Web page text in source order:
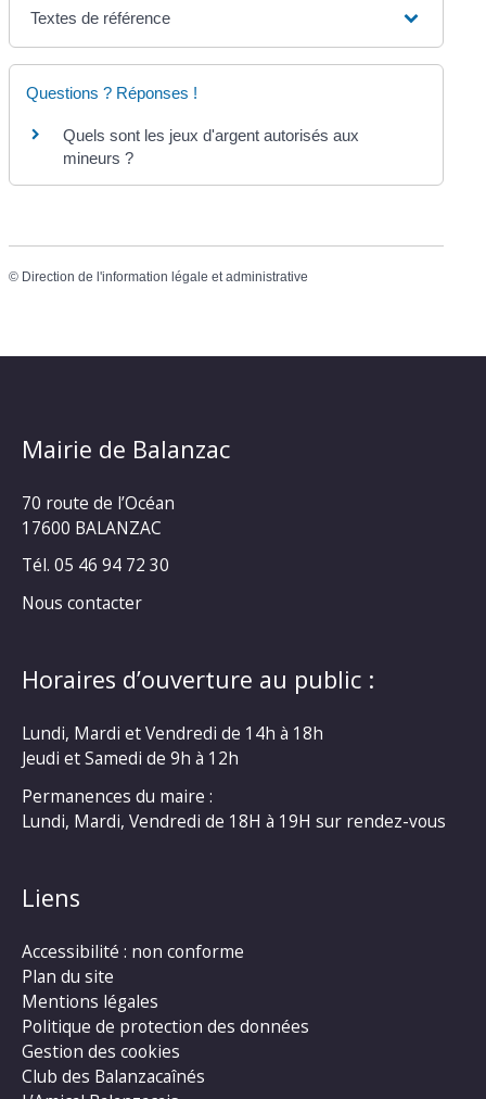
Textes de référence
Questions ? Réponses !
Quels sont les jeux d'argent autorisés aux
mineurs ?
© Direction de l'information légale et administrative
Mairie de Balanzac
70 route de l’Océan
17600 BALANZAC
Tél. 05 46 94 72 30
Nous contacter
Horaires d’ouverture au public :
Lundi, Mardi et Vendredi de 14h à 18h
Jeudi et Samedi de 9h à 12h
Permanences du maire :
Lundi, Mardi, Vendredi de 18H à 19H sur rendez-vous
Liens
Accessibilité : non conforme
Plan du site
Mentions légales
Politique de protection des données
Gestion des cookies
Club des Balanzacaînés